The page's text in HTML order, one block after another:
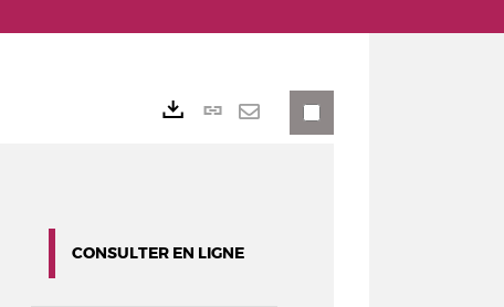
Lien
CONSULTER EN LIGNE